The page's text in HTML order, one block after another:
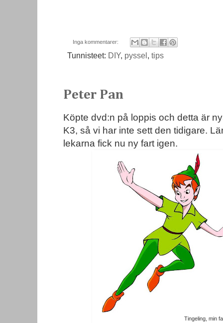
Inga kommentarer:
Tunnisteet: DIY, pyssel , tips
Peter Pan
Köpte dvd:n på loppis och detta är
K3, så vi har inte sett den tidigare.
lekarna fick nu ny fart igen.
Tingeling, min